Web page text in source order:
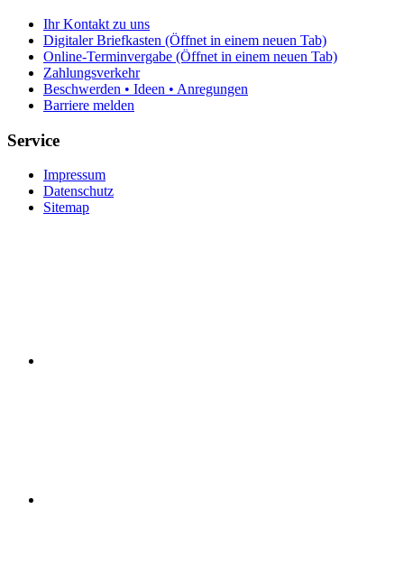
Ihr Kontakt zu uns
Digitaler Briefkasten (Öffnet in einem neuen Tab)
Online-Terminvergabe (Öffnet in einem neuen Tab)
Zahlungsverkehr
Beschwerden • Ideen • Anregungen
Barriere melden
Service
Impressum
Datenschutz
Sitemap